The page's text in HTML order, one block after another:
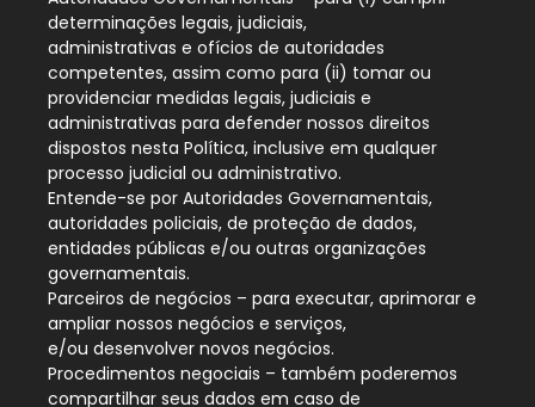
determinações legais, judiciais,
administrativas e ofícios de autoridades
competentes, assim como para (ii) tomar ou
providenciar medidas legais, judiciais e
administrativas para defender nossos direitos
dispostos nesta Política, inclusive em qualquer
processo judicial ou administrativo.
Entende-se por Autoridades Governamentais,
autoridades policiais, de proteção de dados,
entidades públicas e/ou outras organizações
governamentais.
Parceiros de negócios – para executar, aprimorar e
ampliar nossos negócios e serviços,
e/ou desenvolver novos negócios.
Procedimentos negociais – também poderemos
compartilhar seus dados em caso de